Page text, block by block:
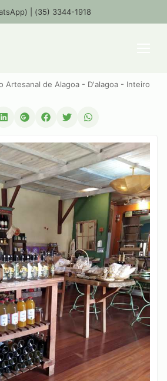
| (35) 3344-1918
Artesanal de Alagoa - D'alagoa - Inteiro